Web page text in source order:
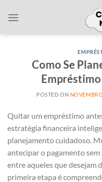
Como Se
POSTED ON
Quitar um empréstimo
estratégia financeira
planejamento cuidadoso.
antecipar o pagamento
entre aqueles que desejam
primeira etapa é